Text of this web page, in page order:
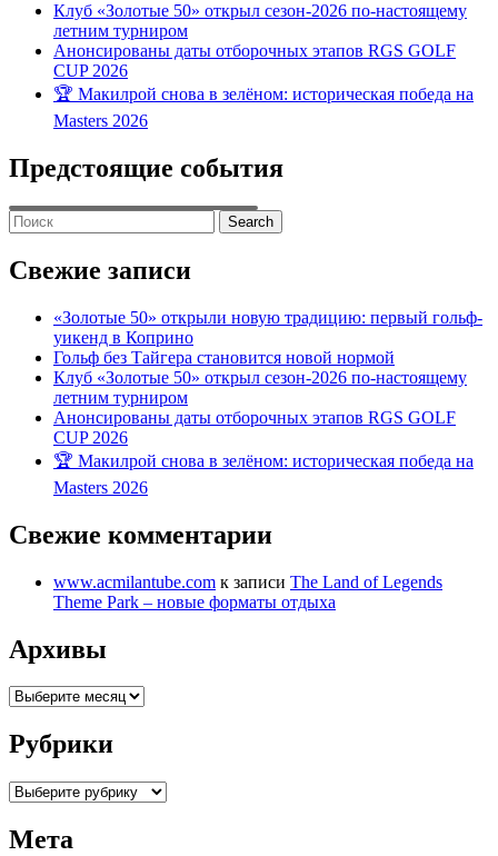
Клуб «Золотые 50» открыл сезон-2026 по-настоящему
летним турниром
Анонсированы даты отборочных этапов RGS GOLF
CUP 2026
🏆 Макилрой снова в зелёном: историческая победа на
Masters 2026
Предстоящие события
Search
for:
Свежие записи
«Золотые 50» открыли новую традицию: первый гольф-
уикенд в Коприно
Гольф без Тайгера становится новой нормой
Клуб «Золотые 50» открыл сезон-2026 по-настоящему
летним турниром
Анонсированы даты отборочных этапов RGS GOLF
CUP 2026
🏆 Макилрой снова в зелёном: историческая победа на
Masters 2026
Свежие комментарии
www.acmilantube.com к записи The Land of Legends
Theme Park – новые форматы отдыха
Архивы
Архивы
Рубрики
Рубрики
Мета